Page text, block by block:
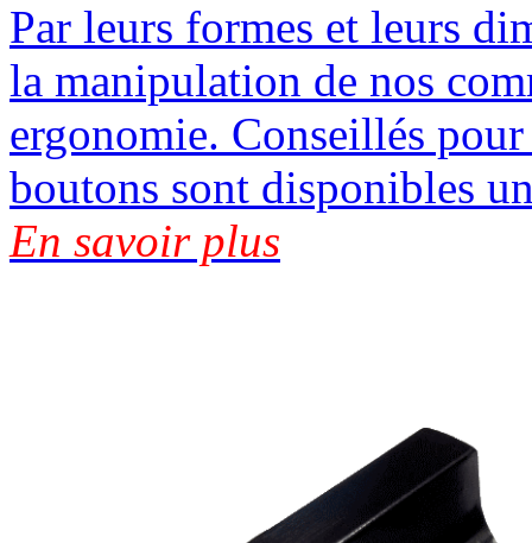
Par leurs formes et leurs
la manipulation de nos
ergonomie. Conseillés
boutons sont disponibles
En savoir plus